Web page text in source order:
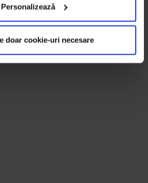
Personalizează
doar cookie-uri necesare